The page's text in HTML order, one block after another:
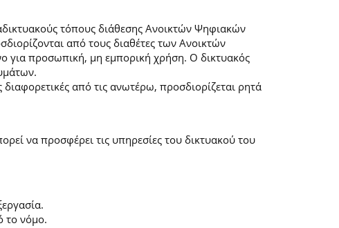
τόπους διάθεσης Ανοικτών Ψηφιακών
από τους διαθέτες των Ανοικτών
για προσωπική, μη εμπορική χρήση. Ο δικτυακός
από τις ανωτέρω, προσδιορίζεται ρητά
να προσφέρει τις υπηρεσίες του δικτυακού του
το νόμο.